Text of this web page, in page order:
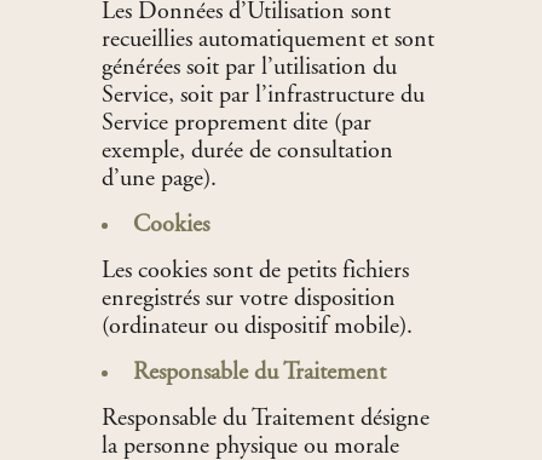
Les Données d’Utilisation sont
recueillies automatiquement et sont
générées soit par l’utilisation du
Service, soit par l’infrastructure du
Service proprement dite (par
exemple, durée de consultation
d’une page).
Cookies
Les cookies sont de petits fichiers
enregistrés sur votre disposition
(ordinateur ou dispositif mobile).
Responsable du Traitement
Responsable du Traitement désigne
la personne physique ou morale